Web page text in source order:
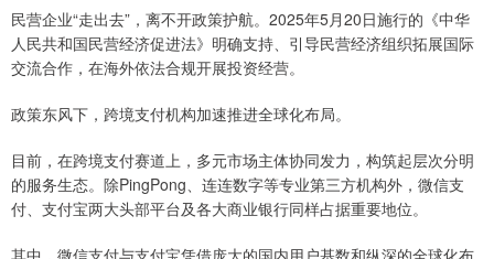
民营企业“走出去”，离不开政策护航。2025年5月20日施行的《中华
人民共和国民营经济促进法》明确支持、引导民营经济组织拓展国际
交流合作，在海外依法合规开展投资经营。
政策东风下，跨境支付机构加速推进全球化布局。
目前，在跨境支付赛道上，多元市场主体协同发力，构筑起层次分明
的服务生态。除PingPong、连连数字等专业第三方机构外，微信支
付、支付宝两大头部平台及各大商业银行同样占据重要地位。